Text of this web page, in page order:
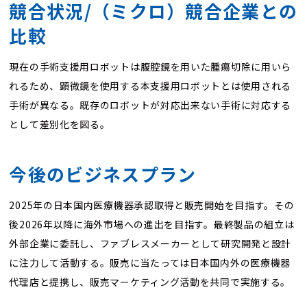
競合状況/（ミクロ）競合企業との
比較
現在の手術支援用ロボットは腹腔鏡を用いた腫瘍切除に用いら
れるため、顕微鏡を使用する本支援用ロボットとは使用される
手術が異なる。既存のロボットが対応出来ない手術に対応する
として差別化を図る。
今後のビジネスプラン
2025年の日本国内医療機器承認取得と販売開始を目指す。その
後2026年以降に海外市場への進出を目指す。最終製品の組立は
外部企業に委託し、ファブレスメーカーとして研究開発と設計
に注力して活動する。販売に当たっては日本国内外の医療機器
代理店と提携し、販売マーケティング活動を共同で実施する。